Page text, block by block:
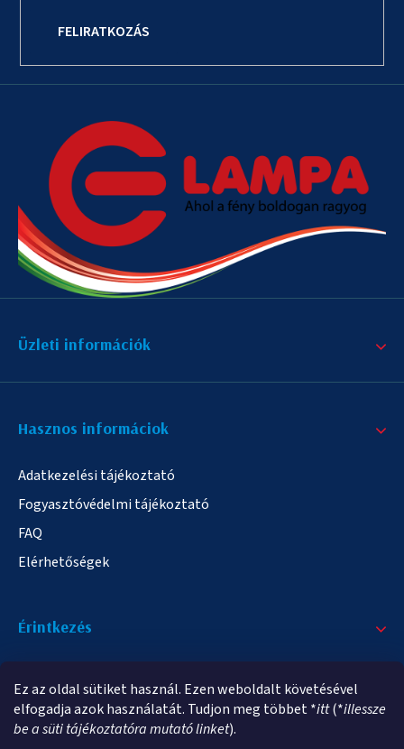
Ez az oldal sütiket használ. Ezen weboldalt követésével
elfogadja azok használatát. Tudjon meg többet *itt(*illessze
be a süti tájékoztatóra mutató linket).
FELIRATKOZÁS
Üzleti információk
Hasznos informáciok
Adatkezelési tájékoztató
Fogyasztóvédelmi tájékoztató
FAQ
Elérhetőségek
Érintkezés
info@elampa.hu